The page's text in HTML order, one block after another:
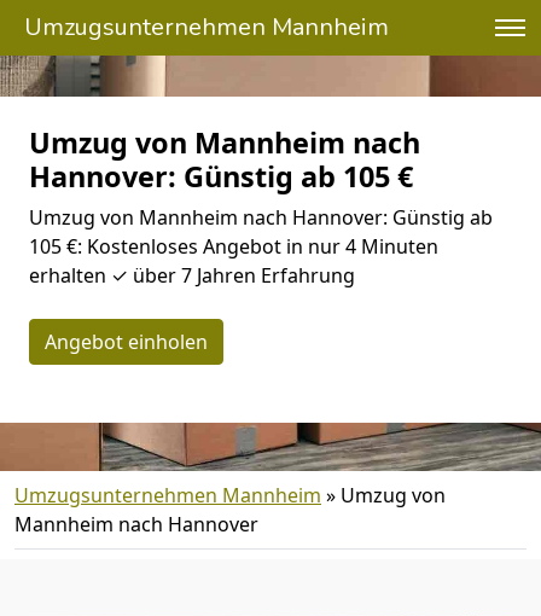
Umzugsunternehmen Mannheim
Umzug von Mannheim nach
Hannover: Günstig ab 105 €
Umzug von Mannheim nach Hannover: Günstig ab
105 €: Kostenloses Angebot in nur 4 Minuten
erhalten ✓ über 7 Jahren Erfahrung
Angebot einholen
Umzugsunternehmen Mannheim » Umzug von
Mannheim nach Hannover